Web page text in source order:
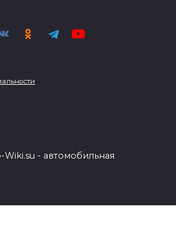
Wiki.su - автомобильная